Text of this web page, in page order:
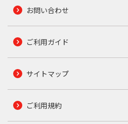
お問い合わせ
ご利用ガイド
サイトマップ
ご利用規約